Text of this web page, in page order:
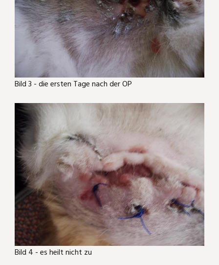
Bild 3 - die ersten Tage nach der OP
Bild 4 - es heilt nicht zu